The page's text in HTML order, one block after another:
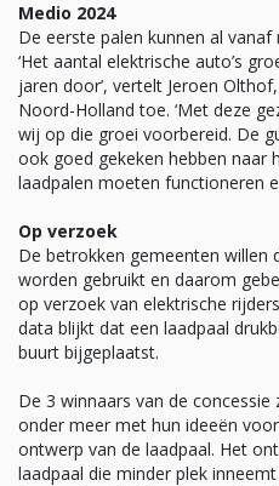
Medio 2024
De eerste palen kunnen al
‘Het aantal elektrische auto’s
jaren door’, vertelt Jeroen
Noord-Holland toe. ‘Met deze
wij op die groei voorbereid. De
ook goed gekeken hebben naar
laadpalen moeten functioneren
Op verzoek
De betrokken gemeenten willen
worden gebruikt en daarom
op verzoek van elektrische
data blijkt dat een laadpaal
buurt bijgeplaatst.
De 3 winnaars van de concessie
onder meer met hun ideeën
ontwerp van de laadpaal. Het
laadpaal die minder plek